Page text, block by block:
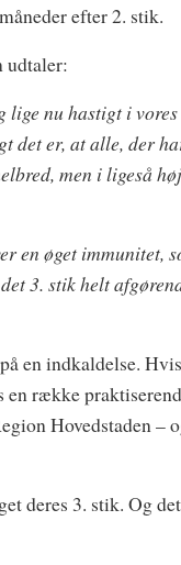
efter 2. stik.
udtaler:
nu hastigt i
det er, at alle, der
men i ligeså
en øget immunitet,
3. stik helt
en indkaldelse.
række
Hovedstaden –
deres 3. stik. Og